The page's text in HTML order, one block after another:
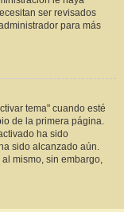
ser revisados
para más
tema" cuando esté
de la primera página.
ha sido
sido alcanzado aún.
mismo, sin embargo,